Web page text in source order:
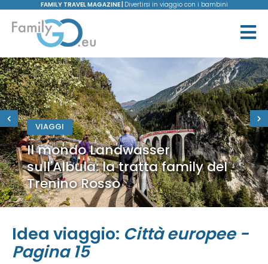
FAMILY TRAVEL MAGAZINE | Divertirsi in viaggio con i bambini
VIAGGI
Il mondo Landwasser
sull'Albula: la tratta family del
Trenino Rosso
Idea viaggio: Città europee -
Pagina 15